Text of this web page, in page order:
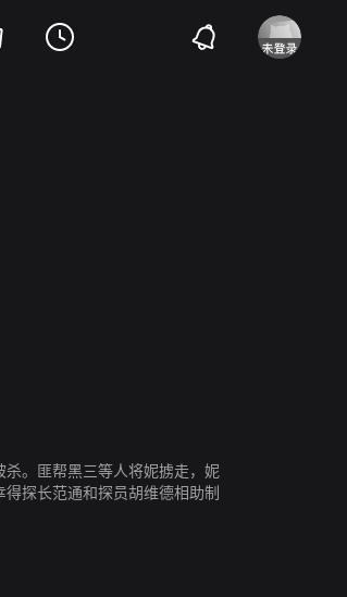
。匪帮黑三等人将妮掳走，妮
探长范通和探员胡维德相助制